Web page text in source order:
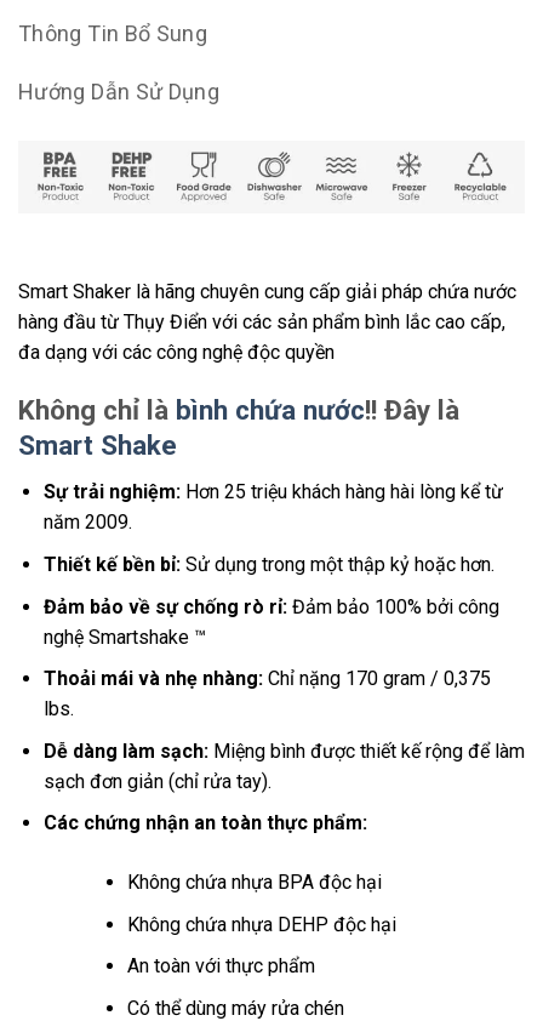
Thông Tin Bổ Sung
Hướng Dẫn Sử Dụng
Smart Shaker là hãng chuyên cung cấp giải pháp chứa nước
hàng đầu từ Thụy Điển với các sản phẩm bình lắc cao cấp,
đa dạng với các công nghệ độc quyền
Không chỉ là bình chứa nước!! Đây là
Smart Shake
Sự trải nghiệm: Hơn 25 triệu khách hàng hài lòng kể từ
năm 2009.
Thiết kế bền bỉ: Sử dụng trong một thập kỷ hoặc hơn.
Đảm bảo về sự chống rò rỉ: Đảm bảo 100% bởi công
nghệ Smartshake ™
Thoải mái và nhẹ nhàng: Chỉ nặng 170 gram / 0,375
lbs.
Dễ dàng làm sạch: Miệng bình được thiết kế rộngđể làm
sạch đơn giản (chỉ rửa tay).
Các chứng nhận an toàn thực phẩm:
Không chứa nhựa BPA độc hại
Không chứa nhựa DEHP độc hại
An toàn với thực phẩm
Có thể dùng máy rửa chén